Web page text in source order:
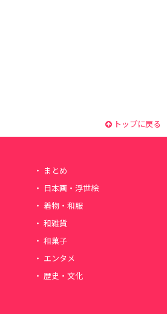
トップに戻る
まとめ
日本画・浮世絵
着物・和服
和雑貨
和菓子
エンタメ
歴史・文化